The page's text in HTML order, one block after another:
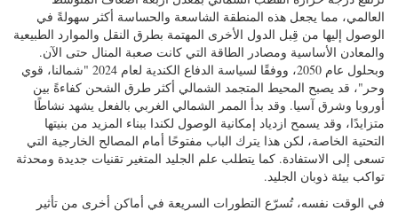
ترتفع درجة حرارة القطب الشمالي بمعدل أربعة أضعاف المتوسط
العالمي، مما يجعل هذه المنطقة الشاسعة والحساسة أكثر سهولةً في
الوصول إليها من قِبل الدول الأخرى المهتمة بطرق النقل والموارد الطبيعية
والمعادن الأساسية ومصادر الطاقة التي كانت صعبة المنال حتى الآن.
وبحلول عام 2050، ووفقًا لسياسة الدفاع الكندية لعام 2024 "شمالنا، قوي
وحر"، قد يصبح المحيط المتجمد الشمالي أكثر طرق الشحن كفاءةً بين
أوروبا وشرق آسيا. وقد بدأ الممر الشمالي الغربي بالفعل يشهد نشاطًا
متزايدًا، وقد يسمح ازدياد إمكانية الوصول لكندا ببناء المزيد من بنيتها
التحتية الخاصة، لكن هذا يترك الباب مفتوحًا أمام المصالح الخارجية التي
تسعى إلى الاستفادة. كما يتطلب علم الجليد المتغير تقنيات جديدة ومحدثة
تواكب بيئة ذوبان الجليد.